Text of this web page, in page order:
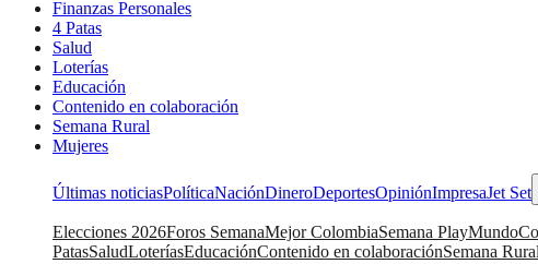
Finanzas Personales
4 Patas
Salud
Loterías
Educación
Contenido en colaboración
Semana Rural
Mujeres
Últimas noticiasPolíticaNaciónDineroDeportesOpiniónImpresaJet Set
Elecciones 2026Foros SemanaMejor ColombiaSemana PlayMundo
PatasSaludLoteríasEducaciónContenido en colaboraciónSemana Rural